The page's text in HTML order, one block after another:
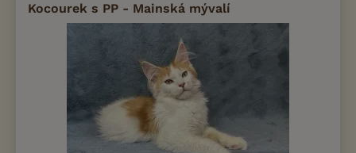
Kocourek s PP - Mainská mývalí